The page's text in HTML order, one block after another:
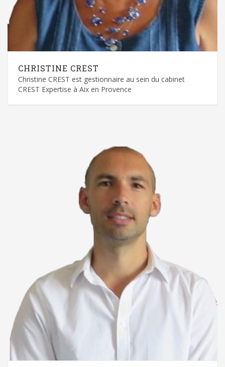
CHRISTINE CREST
Christine CREST est gestionnaire au sein du cabinet
CREST Expertise à Aix en Provence